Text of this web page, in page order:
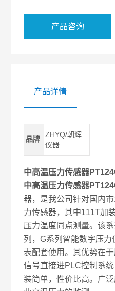
产品咨询
产品详情
品牌
ZHYQ/朝辉
仪器
中高温压力传感器
中高温压力传感器
器，是我公司针对国内
力传感器，其中111T加
压力温度同点测量。该
列，G系列智能数字压
表配套使用。其优势在
信号直接进PLC控制系
装简单，性价比高。广